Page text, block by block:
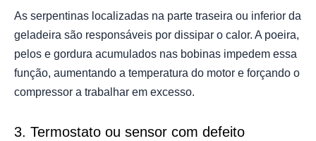
As serpentinas localizadas na parte traseira ou inferior da
geladeira são responsáveis por dissipar o calor. A poeira,
pelos e gordura acumulados nas bobinas impedem essa
função, aumentando a temperatura do motor e forçando o
compressor a trabalhar em excesso.
3. Termostato ou sensor com defeito